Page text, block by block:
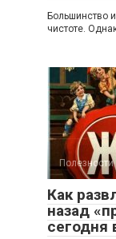
Большинство
чистоте.
Полезности
Как
назад
сегодня